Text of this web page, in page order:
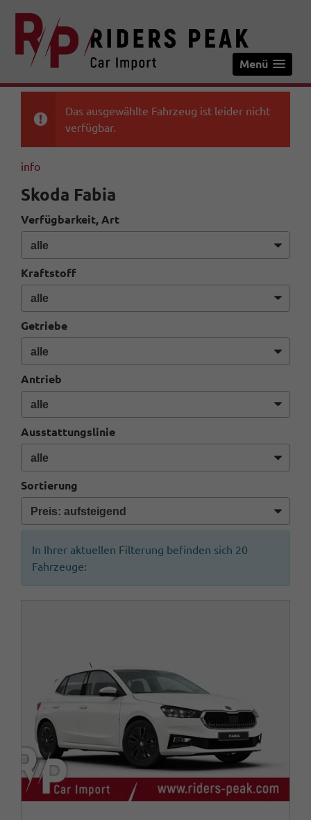
Menü
Das ausgewählte Fahrzeug ist leider nicht
verfügbar.
info
Skoda Fabia
Verfügbarkeit, Art
Kraftstoff
Getriebe
Antrieb
Ausstattungslinie
Sortierung
In Ihrer aktuellen Filterung befinden sich 20
Fahrzeuge: